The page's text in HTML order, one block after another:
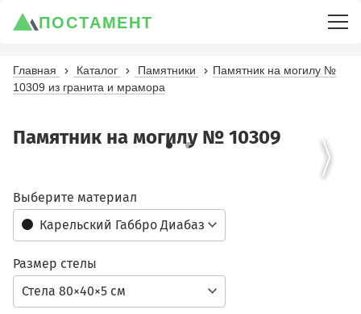
ПОСТАМЕНТ
Главная Каталог Памятники
Памятник на могилу №
10309 из гранита и мрамора
Памятник на могилу № 10309
Карельский Габбро Диабаз
Выберите материал
Стела 80×40×5 см
Размер стелы